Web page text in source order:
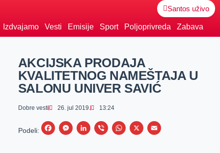
Santos uživo
Izdvajamo Vesti Emisije Sport Poljoprivreda Zabava
AKCIJSKA PRODAJA
KVALITETNOG NAMEŠTAJA U
SALONU UNIVER SAVIĆ
Dobre vesti 26. jul 2019. 13:24
Podeli:
F
M
L
V
W
X
E